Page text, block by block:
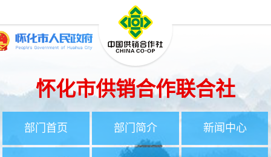
怀化市供销合作联合社
部门首页 部门简介 新闻中心